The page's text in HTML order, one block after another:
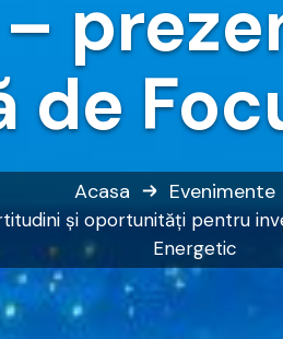
de
Acasa Evenimente
și oportunități pentru
Energetic